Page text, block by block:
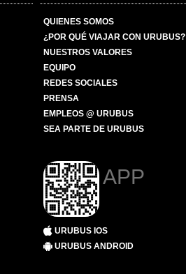
QUIENES SOMOS
¿POR QUÉ VIAJAR CON URUBUS?
NUESTROS VALORES
EQUIPO
REDES SOCIALES
PRENSA
EMPLEOS @ URUBUS
SEA PARTE DE URUBUS
APP
URUBUS IOS
URUBUS ANDROID